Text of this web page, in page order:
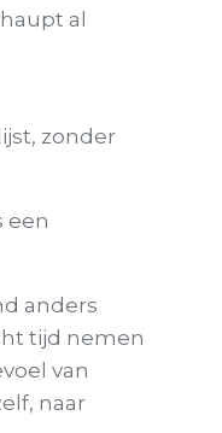
al
zonder
een
anders
tijd nemen
van
naar